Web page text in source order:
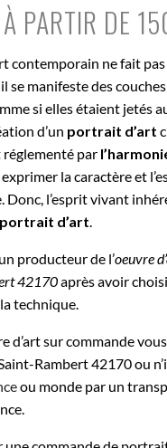
À PARTIR DE
contemporain ne fait pas
se manifeste des
si elles étaient jetés
d’un portrait d’art
par
la caractère et
Donc, l’esprit vivant
d’art.
producteur de l’oeuvre
42170après avoir
technique.
d’art sur commande
Rambert 42170 ou
ou monde par un